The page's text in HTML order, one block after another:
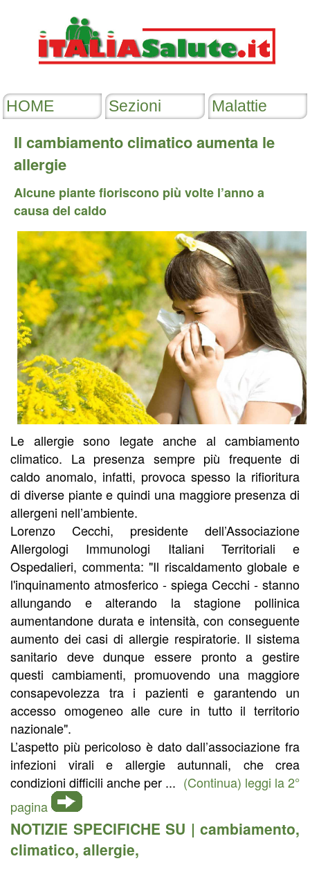
Il cambiamento climatico aumenta le
allergie
Alcune piante fioriscono più volte l’anno a
causa del caldo
Le allergie sono legate anche al cambiamento
climatico. La presenza sempre più frequente di
caldo anomalo, infatti, provoca spesso la rifioritura
di diverse piante e quindi una maggiore presenza di
allergeni nell’ambiente.
Lorenzo Cecchi, presidente dell’Associazione
Allergologi Immunologi Italiani Territoriali e
Ospedalieri, commenta: "Il riscaldamento globale e
l'inquinamento atmosferico - spiega Cecchi - stanno
allungando e alterando la stagione pollinica
aumentandone durata e intensità, con conseguente
aumento dei casi di allergie respiratorie. Il sistema
sanitario deve dunque essere pronto a gestire
questi cambiamenti, promuovendo una maggiore
consapevolezza tra i pazienti e garantendo un
accesso omogeneo alle cure in tutto il territorio
nazionale".
L’aspetto più pericoloso è dato dall’associazione fra
infezioni virali e allergie autunnali, che crea
condizioni difficili anche per ... (Continua) leggi la 2°
pagina
NOTIZIE SPECIFICHE SU | cambiamento,
climatico, allergie,